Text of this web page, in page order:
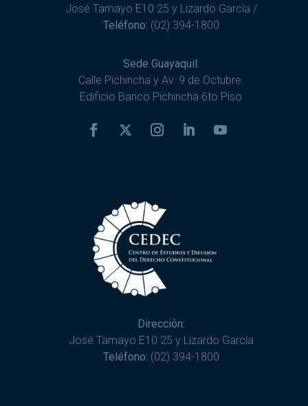
José Tamayo E10 25 y Lizardo García /
Teléfono: (02) 394-1800
Sede Guayaquil:
Calle Pichincha y Av. 9 de Octubre.
Edificio Banco Pichincha 6to Piso
Dirección:
José Tamayo E10 25 y Lizardo García
Teléfono: (02) 394-1800